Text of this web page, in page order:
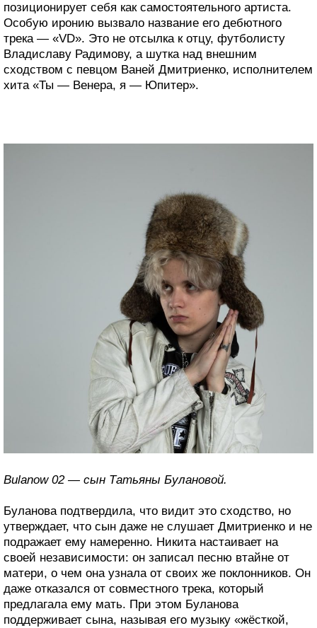
позиционирует себя как самостоятельного артиста.
Особую иронию вызвало название его дебютного
трека — «VD». Это не отсылка к отцу, футболисту
Владиславу Радимову, а шутка над внешним
сходством с певцом Ваней Дмитриенко, исполнителем
хита «Ты — Венера, я — Юпитер».
Bulanow 02 — сын Татьяны Булановой.
Буланова подтвердила, что видит это сходство, но
утверждает, что сын даже не слушает Дмитриенко и не
подражает ему намеренно. Никита настаивает на
своей независимости: он записал песню втайне от
матери, о чем она узнала от своих же поклонников. Он
даже отказался от совместного трека, который
предлагала ему мать. При этом Буланова
поддерживает сына, называя его музыку «жёсткой,